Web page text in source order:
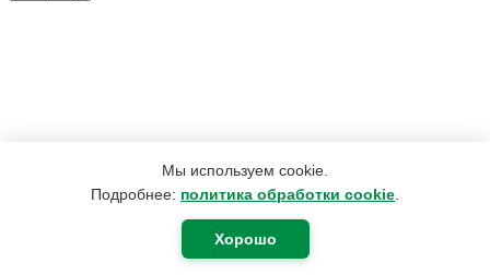
Мы используем cookie.
Подробнее: политика обработки cookie
Хорошо